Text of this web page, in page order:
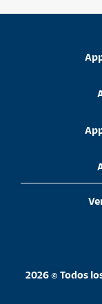
2026 © Todos